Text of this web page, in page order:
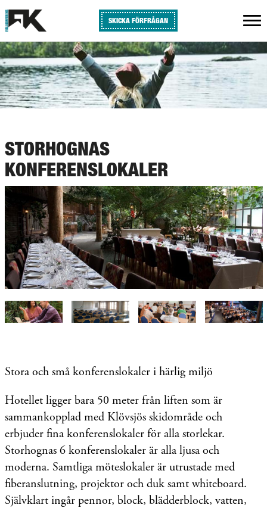
SKICKA FÖRFRÅGAN
STORHOGNAS
KONFERENSLOKALER
Stora och små konferenslokaler i härlig miljö
Hotellet ligger bara 50 meter från liften som är
sammankopplad med Klövsjös skidområde och
erbjuder fina konferenslokaler för alla storlekar.
Storhognas 6 konferenslokaler är alla ljusa och
moderna. Samtliga möteslokaler är utrustade med
fiberanslutning, projektor och duk samt whiteboard.
Självklart ingår pennor, block, blädderblock, vatten,